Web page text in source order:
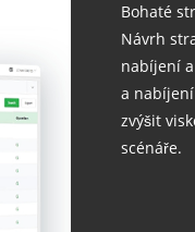
Bohaté
Návrh
nabíjení
a
zvýšit
scénáře.